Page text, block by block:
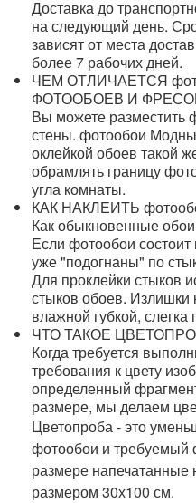
Доставка до
на следующий день.
зависят от места
более 7 рабочих дней.
ЧЕМ ОТЛИЧАЕТСЯ
ФОТООБОЕВ И
Вы можете разместить
стены. фотообои
оклейкой обоев такой
обрамлять границу
угла комнаты.
КАК НАКЛЕИТЬ
Как обыкновенные
Если фотообои состоит
уже "подогнаны" по
Для проклейки стыков
стыков обоев. Излишки
влажной губкой,
ЧТО ТАКОЕ
Когда требуется
требования к цвету
определенный
размере, мы делаем
Цветопроба - это
фотообои и требуемый
размере напечатанные
размером 30х100 см.